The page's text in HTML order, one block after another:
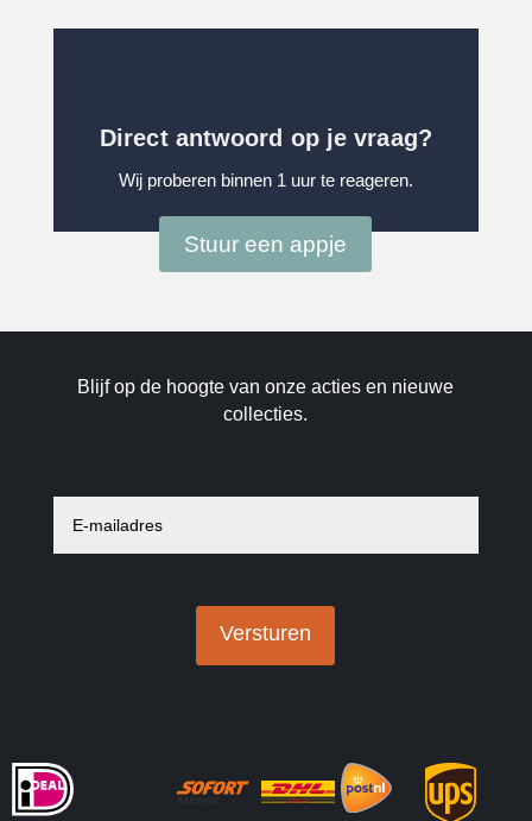
Direct antwoord op je vraag?
Wij proberen binnen 1 uur te reageren.
Stuur een appje
Blijf op de hoogte van onze acties en nieuwe
collecties.
E
a
Versturen